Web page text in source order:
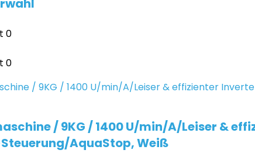
0
0
/ 9KG / 1400 U/min/A/Leiser &
AquaStop, Weiß